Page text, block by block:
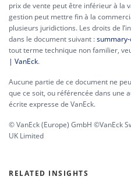
prix de vente peut être inférieur à la
gestion peut mettre fin à la
plusieurs juridictions. Les droits de
dans le document suivant :
tout terme technique non familier,
| VanEck.
Aucune partie de ce document ne
que ce soit, ou référencée dans une
écrite expresse de VanEck.
© VanEck (Europe) GmbH ©VanEck
UK Limited
RELATED INSIGHTS